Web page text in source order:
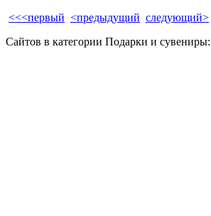
<<<первый <предыдущий следующий>
Сайтов в категории Подарки и сувениры: